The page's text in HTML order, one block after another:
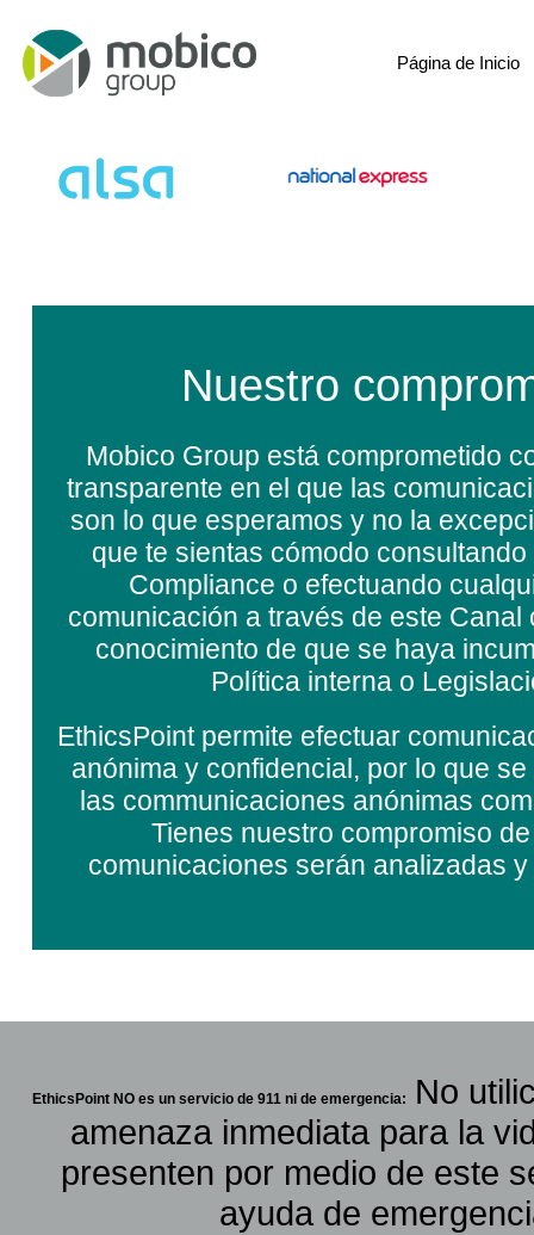
Página de Inicio
Nuestro
Mobico Group está comprometido
transparente en el que las
son lo que esperamos y no la
que te sientas cómodo
Compliance o efectuando
comunicación a través de este Canal
conocimiento de que se haya
Política interna o
EthicsPoint permite efectuar
anónima y confidencial, por lo que
las communicaciones anónimas
Tienes nuestro compromiso
comunicaciones serán analizadas
EthicsPoint NO es un servicio de 911 ni de emergencia:
No
amenaza inmediata para la
presenten por medio de este
ayuda de